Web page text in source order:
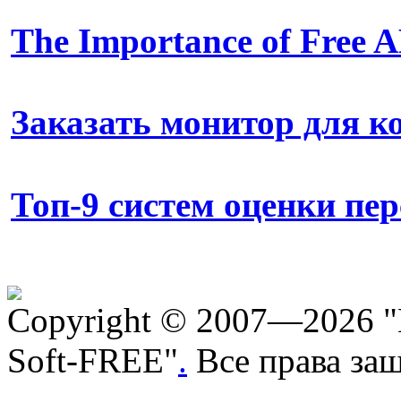
The Importance of Free
Заказать монитор для
Топ-9 систем оценки
Copyright © 2007—2026
Soft-FREE". Все права